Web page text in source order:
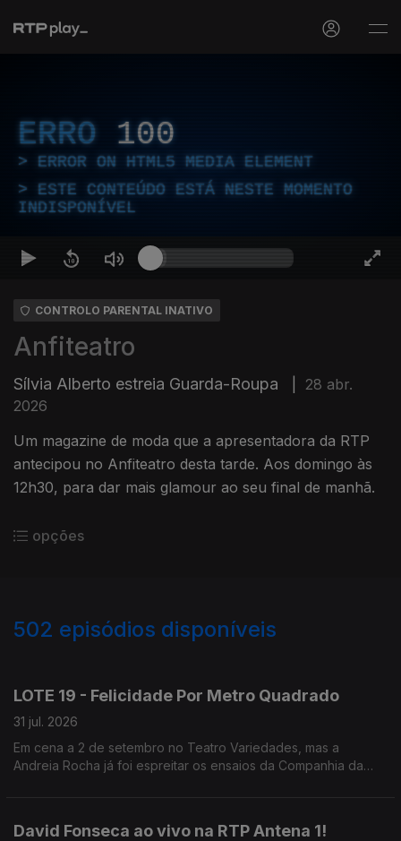
ERRO 100
ERROR ON HTML5 MEDIA ELEMENT
ESTE CONTEÚDO ESTÁ NESTE MOMENTO
INDISPONÍVEL
CONTROLO PARENTAL INATIVO
Anfiteatro
Sílvia Alberto estreia Guarda-Roupa
28 abr.
2026
Um magazine de moda que a apresentadora da RTP
antecipou no Anfiteatro desta tarde. Aos domingo às
12h30, para dar mais glamour ao seu final de manhã.
opções
502 episódios disponíveis
LOTE 19 - Felicidade Por Metro Quadrado
31 jul. 2026
Em cena a 2 de setembro no Teatro Variedades, mas a
Andreia Rocha já foi espreitar os ensaios da Companhia da
David Fonseca ao vivo na RTP Antena 1!